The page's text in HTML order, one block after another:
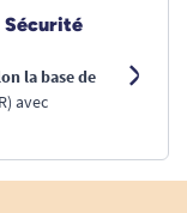
Sécurité
la base de
avec